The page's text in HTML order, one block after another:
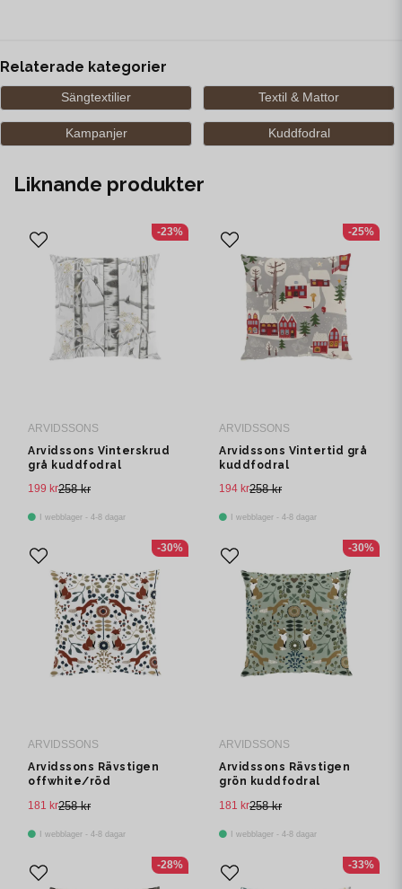
Relaterade kategorier
Sängtextilier Textil & Mattor
Kampanjer Kuddfodral
Liknande produkter
ARVIDSSONS
Arvidssons Vinterskrud
grå kuddfodral
258 kr
199 kr
I webblager - 4-8 dagar
-23%
ARVIDSSONS
Arvidssons Vintertid grå
kuddfodral
258 kr
194 kr
I webblager - 4-8 dagar
-25%
ARVIDSSONS
Arvidssons Rävstigen
offwhite/röd
258 kr
181 kr
I webblager - 4-8 dagar
-30%
ARVIDSSONS
Arvidssons Rävstigen
grön kuddfodral
258 kr
181 kr
I webblager - 4-8 dagar
-30%
-28% -33%